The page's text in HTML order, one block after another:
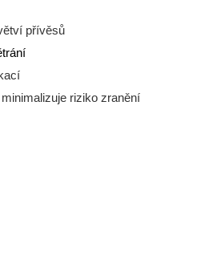
přívěsů
riziko zranění